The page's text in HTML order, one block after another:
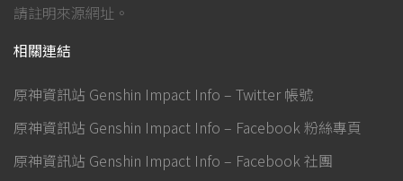
請註明來源網址。
相關連結
原神資訊站 Genshin Impact Info – Twitter 帳號
原神資訊站 Genshin Impact Info – Facebook 粉絲專頁
原神資訊站 Genshin Impact Info – Facebook 社團